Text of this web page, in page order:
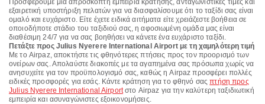
Προσφέρουμε μια απρόσκοπτη εμπειρία κράτησης, ανταγωνιστικές τιμές και
εξαιρετική υποστήριξη πελατών για να διασφαλίσουμε ότι το ταξίδι σας είναι
ομαλό και ευχάριστο. Είτε έχετε ειδικά αιτήματα είτε χρειάζεστε βοήθεια σε
οποιοδήποτε στάδιο του ταξιδιού σας, η αφοσιωμένη ομάδα μας είναι
διαθέσιμη 24/7 για να σας βοηθήσει να κάνετε ένα ευχάριστο ταξίδι.
Πετάξτε προς Julius Nyerere International Airport με τη χαμηλότερη τιμή
Με το Airpaz, αποκτήστε τις φθηνότερες πτήσεις προς τον προορισμό των
ονείρων σας. Απολαύστε διακοπές με τα αγαπημένα σας πρόσωπα χωρίς να
ανησυχείτε για τον προϋπολογισμό σας, καθώς η Airpaz προσφέρει πολλές
ειδικές προσφορές για εσάς. Κάντε κράτηση για το φθηνό σαςπτήση προς
Julius Nyerere International Airportστο Airpaz για την καλύτερη ταξιδιωτική
εμπειρία και ασυναγώνιστες εξοικονομήσεις.